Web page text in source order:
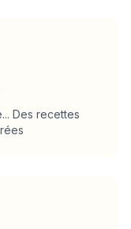
Des recettes